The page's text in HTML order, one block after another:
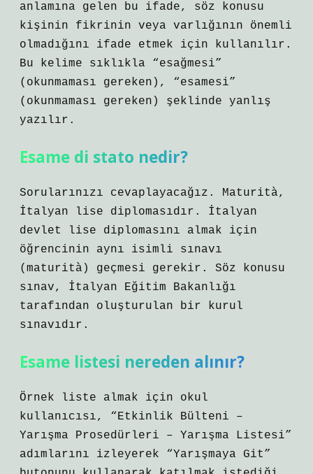
anlamına gelen bu ifade, söz konusu
kişinin fikrinin veya varlığının önemli
olmadığını ifade etmek için kullanılır.
Bu kelime sıklıkla “esağmesi”
(okunmaması gereken), “esamesi”
(okunmaması gereken) şeklinde yanlış
yazılır.
Esame di stato nedir?
Sorularınızı cevaplayacağız. Maturità,
İtalyan lise diplomasıdır. İtalyan
devlet lise diplomasını almak için
öğrencinin aynı isimli sınavı
(maturità) geçmesi gerekir. Söz konusu
sınav, İtalyan Eğitim Bakanlığı
tarafından oluşturulan bir kurul
sınavıdır.
Esame listesi nereden alınır?
Örnek liste almak için okul
kullanıcısı, “Etkinlik Bülteni –
Yarışma Prosedürleri – Yarışma Listesi”
adımlarını izleyerek “Yarışmaya Git”